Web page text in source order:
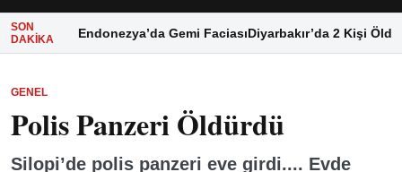
SON
DAKIKA
Endonezya’da Gemi FaciasıDiyarbakır’da 2 Kişi Öldü
GENEL
Polis Panzeri Öldürdü
Silopi’de polis panzeri eve girdi.... Evde